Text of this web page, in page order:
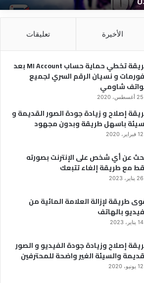
الأخيرة تعليقات
طريقة تخطي حماية حساب MI Account بعد
و نسيان الرقم السري لجميع
شاومي
25 أغسطس، 2020
إصلاح و زيادة جودة الصور القديمة و
باسهل طريقة وبدون مجهود
12 فبراير، 2020
عن أي شخص على الإنترنت بصورته
مع طريقة إلغاء تتبعك
26 يناير، 2023
طريقة لإزالة العلامة المائية من
بالهاتف
14 يناير، 2023
إصلاح وزيادة جودة الفيديو و الصور
والسيئة الغير واضحة للمحترفين
12 يونيو، 2020